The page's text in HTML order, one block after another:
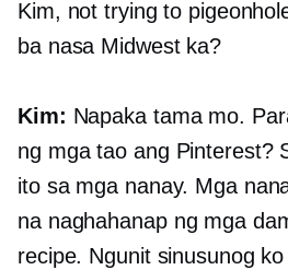
Kim, not trying to
ba nasa Midwest ka?
Kim: Napaka tama mo.
ng mga tao ang Pinterest?
ito sa mga nanay. Mga
na naghahanap ng mga
recipe. Ngunit sinusunog